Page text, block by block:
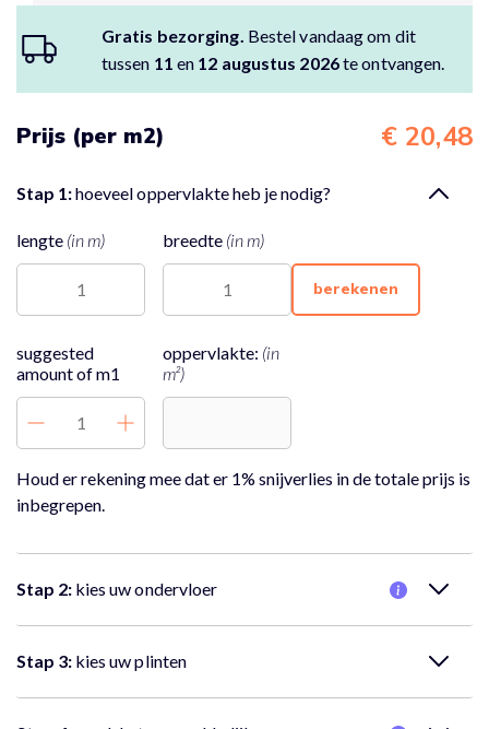
Gratis bezorging. Bestel vandaag om dit
tussen 11 en 12 augustus 2026te ontvangen.
Prijs (per m2) € 20,48
Stap 1:hoeveel oppervlakte heb je nodig?
lengte (in m) breedte (in m)
berekenen
suggested
amount of m1
oppervlakte: (in
m²)
Houd er rekening mee dat er 1% snijverlies in de totale prijs is
inbegrepen.
Stap 2: kies uw ondervloer
Stap 3: kies uw plinten